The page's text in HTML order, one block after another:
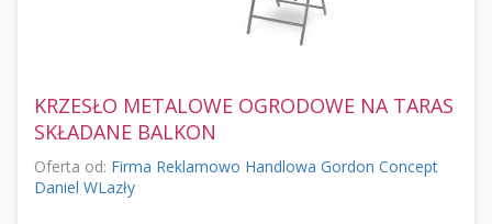
KRZESŁO METALOWE OGRODOWE NA TARAS
SKŁADANE BALKON
Oferta od: Firma Reklamowo Handlowa Gordon Concept
Daniel WLazły